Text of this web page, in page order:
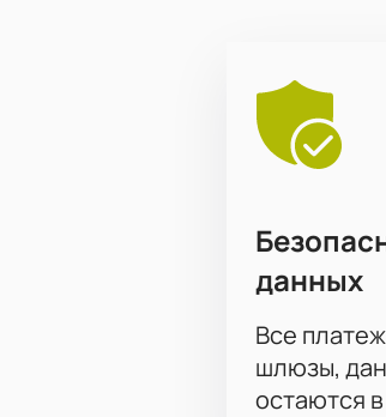
данных
Все
шлюзы,
остаются